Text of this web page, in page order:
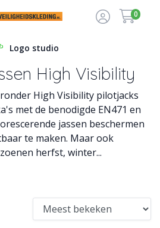
0
Logo studio
High Visibility
High Visibility pilotjacks
met de benodigde EN471 en
jassen beschermen
te maken. Maar ook
herfst, winter...